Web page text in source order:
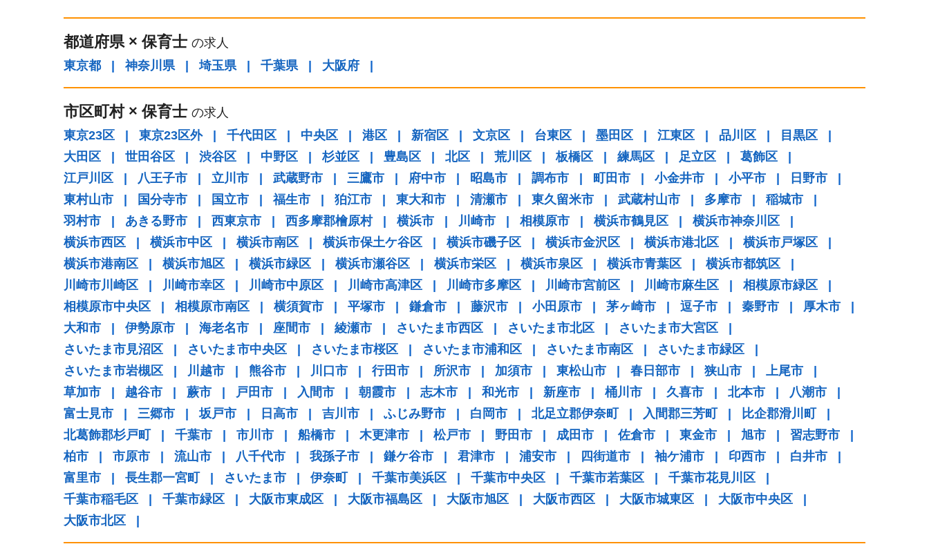
都道府県 × 保育士 の求人
東京都
| 神奈川県 | 埼玉県 | 千葉県 | 大阪府 |
市区町村 × 保育士 の求人
東京23区
| 東京23区外 | 千代田区 | 中央区 | 港区 | 新宿区 | 文京区 | 台東区 | 墨田区 | 江東区 | 品川区 | 目黒区
|
大田区
| 世田谷区 | 渋谷区 | 中野区 | 杉並区 | 豊島区 | 北区 | 荒川区 | 板橋区 | 練馬区 | 足立区 | 葛飾区
|
江戸川区
| 八王子市 | 立川市 | 武蔵野市 | 三鷹市 | 府中市 | 昭島市 | 調布市 | 町田市 | 小金井市 | 小平市 | 日野市
|
東村山市
| 国分寺市 | 国立市 | 福生市 | 狛江市 | 東大和市 | 清瀬市 | 東久留米市 | 武蔵村山市 | 多摩市 | 稲城市
|
羽村市
| あきる野市 | 西東京市 | 西多摩郡檜原村 | 横浜市 | 川崎市 | 相模原市 | 横浜市鶴見区 | 横浜市神奈川区
|
横浜市西区
| 横浜市中区 | 横浜市南区 | 横浜市保土ケ谷区 | 横浜市磯子区 | 横浜市金沢区 | 横浜市港北区 | 横浜市戸塚区
|
横浜市港南区
| 横浜市旭区 | 横浜市緑区 | 横浜市瀬谷区 | 横浜市栄区 | 横浜市泉区 | 横浜市青葉区 | 横浜市都筑区
|
川崎市川崎区
| 川崎市幸区 | 川崎市中原区 | 川崎市高津区 | 川崎市多摩区 | 川崎市宮前区 | 川崎市麻生区 | 相模原市緑区
|
相模原市中央区
| 相模原市南区 | 横須賀市 | 平塚市 | 鎌倉市 | 藤沢市 | 小田原市 | 茅ヶ崎市 | 逗子市 | 秦野市 | 厚木市
|
大和市
| 伊勢原市 | 海老名市 | 座間市 | 綾瀬市 | さいたま市西区 | さいたま市北区 | さいたま市大宮区
|
さいたま市見沼区
| さいたま市中央区 | さいたま市桜区 | さいたま市浦和区 | さいたま市南区 | さいたま市緑区
|
さいたま市岩槻区
| 川越市 | 熊谷市 | 川口市 | 行田市 | 所沢市 | 加須市 | 東松山市 | 春日部市 | 狭山市 | 上尾市
|
草加市
| 越谷市 | 蕨市 | 戸田市 | 入間市 | 朝霞市 | 志木市 | 和光市 | 新座市 | 桶川市 | 久喜市 | 北本市 | 八潮市
|
富士見市
| 三郷市 | 坂戸市 | 日高市 | 吉川市 | ふじみ野市 | 白岡市 | 北足立郡伊奈町 | 入間郡三芳町 | 比企郡滑川町
|
北葛飾郡杉戸町
| 千葉市 | 市川市 | 船橋市 | 木更津市 | 松戸市 | 野田市 | 成田市 | 佐倉市 | 東金市 | 旭市 | 習志野市
|
柏市
| 市原市 | 流山市 | 八千代市 | 我孫子市 | 鎌ケ谷市 | 君津市 | 浦安市 | 四街道市 | 袖ケ浦市 | 印西市 | 白井市
|
富里市
| 長生郡一宮町 | さいたま市 | 伊奈町 | 千葉市美浜区 | 千葉市中央区 | 千葉市若葉区 | 千葉市花見川区
|
千葉市稲毛区
| 千葉市緑区 | 大阪市東成区 | 大阪市福島区 | 大阪市旭区 | 大阪市西区 | 大阪市城東区 | 大阪市中央区
|
大阪市北区
|